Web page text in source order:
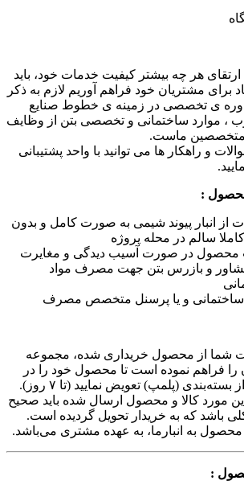
ارتقای هر چه بیشتر کیفیت خدمات خود، باید
برای مشتریان خود فراهم آوریم لازم به ذکر
ی تخصصی در زمینه ی خطوط صنایع
موارد ساختمانی و تخصصی بتن از وظایف
متخصصین ماست.
و راهکار ها می توانید با واحد پشتیبانی
:
از انبار پیوند شیمی به صورت کامل و بدون
سالم در محله پروژه
محصول در صورت آسیب دیدگی و مغایرت
و بازرس بتن جهت مصرف مواد
و یا پرسنل متخصص مصرف
شما از محصول خریداری شده، مجموعه
را فراهم نموده است تا محصول خود را در
صورت خارج ننمودن از بسته‌بندی (پلمپ) تعویض نمایید (تا ۷ روز).
مورد کالا و محصول ارسال شده باید صحیح
باشد که به خریدار تحویل گردیده است.
به انبارما، به عهده مشتری می‌باشد.
: